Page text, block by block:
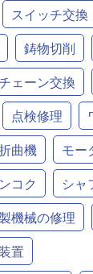
スイッチ交換
鋳物切削
ェーン交換
点検修理
曲機
モー
コク
シャ
機械の修理
置